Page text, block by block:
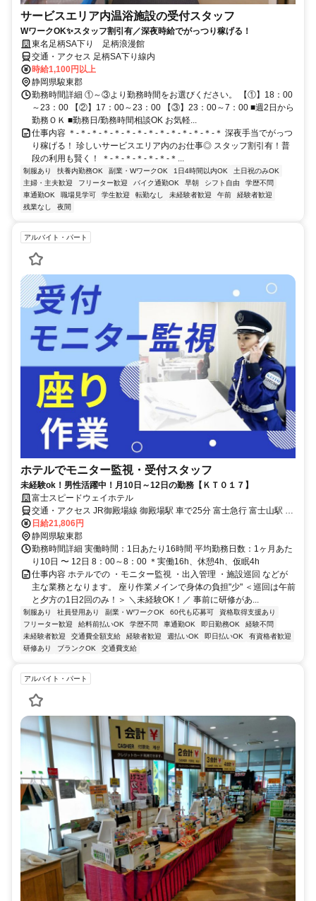
サービスエリア内温浴施設の受付スタッフ
WワークOK✨スタッフ割引有／深夜時給でがっつり稼げる！
東名足柄SA下り 足柄浪漫館
交通・アクセス 足柄SA下り線内
時給1,100円以上
静岡県駿東郡
勤務時間詳細 ①～③より勤務時間をお選びください。 【①】18：00
～23：00 【②】17：00～23：00 【③】23：00～7：00 ■週2日から
勤務ＯＫ ■勤務日/勤務時間相談OK お気軽...
仕事内容 ＊-＊-＊-＊-＊-＊-＊-＊-＊-＊-＊-＊-＊-＊ 深夜手当でがっつ
り稼げる！ 珍しいサービスエリア内のお仕事◎ スタッフ割引有！普
段の利用も賢く！ ＊-＊-＊-＊-＊-＊-＊...
制服あり 扶養内勤務OK 副業・WワークOK 1日4時間以内OK
土日祝のみOK
主婦・主夫歓迎
フリーター歓迎 バイク通勤OK 早朝 シフト自由
学歴不問
車通勤OK
職場見学可 学生歓迎 転勤なし 未経験者歓迎 午前
経験者歓迎
残業なし
夜間
アルバイト・パート
ホテルでモニター監視・受付スタッフ
未経験ok！男性活躍中！月10日～12日の勤務【ＫＴ０１７】
富士スピードウェイホテル
交通・アクセス JR御殿場線 御殿場駅 車で25分 富士急行 富士山駅 車
で46分 JR御殿場線 駿河小山駅 車で16分
日給21,806円
静岡県駿東郡
勤務時間詳細 実働時間：1日あたり16時間 平均勤務日数：1ヶ月あた
り10日 〜 12日 8：00～8：00 ＊実働16h、休憩4h、仮眠4h
仕事内容 ホテルでの ・モニター監視 ・出入管理 ・施設巡回 などが
主な業務となります。 座り作業メインで身体の負担"少" ＜巡回は午前
と夕方の1日2回のみ！＞ ＼未経験OK！／ 事前に研修があ...
制服あり 社員登用あり 副業・WワークOK 60代も応募可
資格取得支援あり
フリーター歓迎
給料前払いOK 学歴不問 車通勤OK 即日勤務OK
経験不問
未経験者歓迎
交通費全額支給 経験者歓迎 週払いOK 即日払いOK
有資格者歓迎
研修あり
ブランクOK 交通費支給
アルバイト・パート